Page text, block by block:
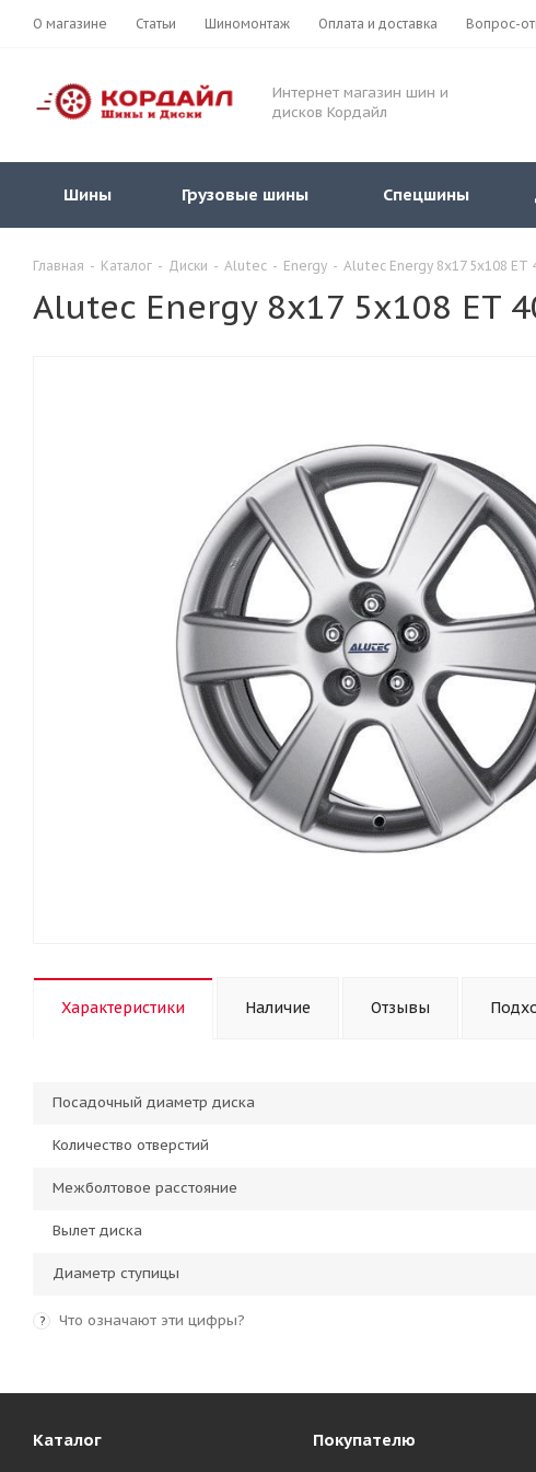
О магазине Статьи Шиномонтаж Оплата и доставка Вопрос-
Интернет магазин шин и
дисков Кордайл
Шины Грузовые шины Спецшины
Главная - Каталог - Диски - Alutec - Energy - Alutec Energy 8x17 5x108 ET
Alutec Energy 8x17 5x108 ET
Характеристики Наличие Отзывы
Посадочный диаметр диска
Количество отверстий
Межболтовое расстояние
Вылет диска
Диаметр ступицы
? Что означают эти цифры?
Каталог Покупателю